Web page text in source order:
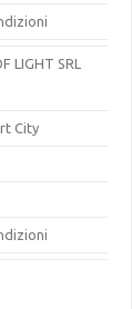
LIGHT SRL
City